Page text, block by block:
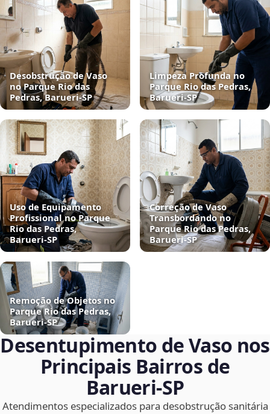
Desobstrução de Vaso
no Parque Rio das
Pedras, Barueri‑SP
Limpeza Profunda no
Parque Rio das Pedras,
Barueri‑SP
Uso de Equipamento
Profissional no Parque
Rio das Pedras,
Barueri‑SP
Correção de Vaso
Transbordando no
Parque Rio das Pedras,
Barueri‑SP
Remoção de Objetos no
Parque Rio das Pedras,
Barueri‑SP
Desentupimento de Vaso nos
Principais Bairros de
Barueri‑SP
Atendimentos especializados para desobstrução sanitária